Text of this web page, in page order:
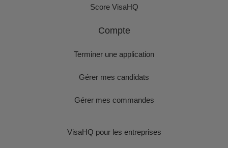
Score VisaHQ
Compte
Terminer une application
Gérer mes candidats
Gérer mes commandes
VisaHQ pour les entreprises